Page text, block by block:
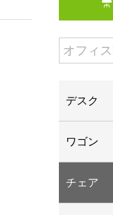
デスク
ワゴン
チェア